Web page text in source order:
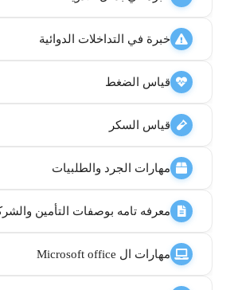
خبرة في التداخلات الدوائية
قياس الضغط
قياس السكر
مهارات الجرد والطلبيات
معرفه تامه بوصفات التأمين
مهارات ال Microsoft office